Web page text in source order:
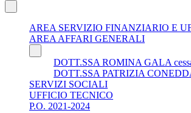
AREA SERVIZIO FINANZIARIO E
AREA AFFARI GENERALI
DOTT.SSA ROMINA GALA
DOTT.SSA PATRIZIA
SERVIZI SOCIALI
UFFICIO TECNICO
P.O. 2021-2024